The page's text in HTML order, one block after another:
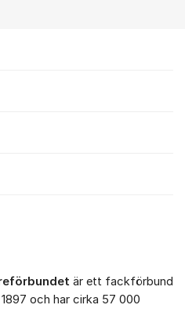
är ett fackförbund
och har cirka 57 000